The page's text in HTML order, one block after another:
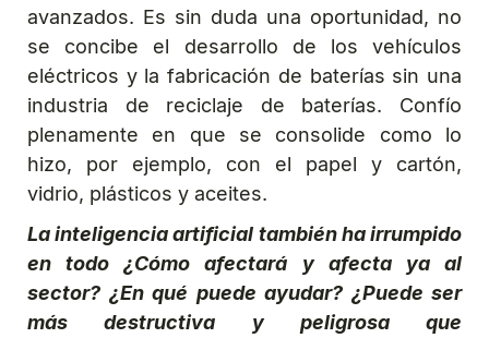
avanzados. Es sin duda una oportunidad, no
se concibe el desarrollo de los vehículos
eléctricos y la fabricación de baterías sin una
industria de reciclaje de baterías. Confío
plenamente en que se consolide como lo
hizo, por ejemplo, con el papel y cartón,
vidrio, plásticos y aceites.
La inteligencia artificial también ha irrumpido
en todo ¿Cómo afectará y afecta ya al
sector? ¿En qué puede ayudar? ¿Puede ser
más destructiva y peligrosa que